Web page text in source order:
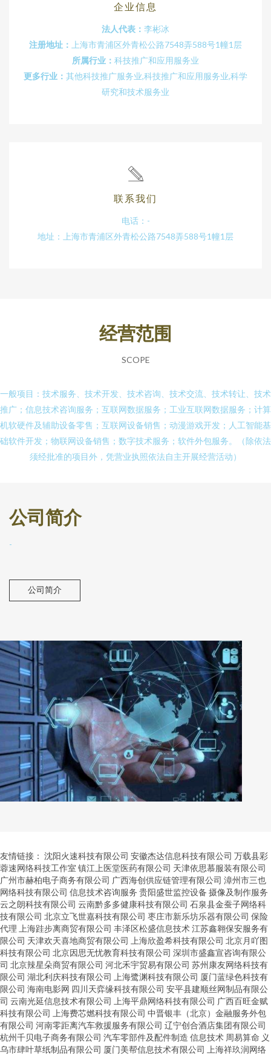
企业信息
法人代表： 李彬冰
注册地址：
上海市青浦区外青松公路7548弄588号1幢1层
所属行业： 科技推广和应用服务业
更多行业： 其他科技推广服务业,科技推广和应用服务业,科学
研究和技术服务业
联系我们
电话：-
地址：上海市青浦区外青松公路7548弄588号1幢1层
经营范围
SCOPE
一般项目：技术服务、技术开发、技术咨询、技术交流、技术转让、技术
推广；信息技术咨询服务；互联网数据服务；工业互联网数据服务；计算
机软硬件及辅助设备零售；互联网设备销售；动漫游戏开发；人工智能基
础软件开发；物联网设备销售；数字技术服务；软件外包服务。（除依法
须经批准的项目外，凭营业执照依法自主开展经营活动）
公司简介
-
公司简介
友情链接： 沈阳火速科技有限公司 安徽杰达信息科技有限公司 万载县彩
蓉速网络科技工作室 镇江上医堂医药有限公司 天津依思慕服装有限公司
广州市赫柏电子商务有限公司 广西海创供应链管理有限公司 漳州市三也
网络科技有限公司 信息技术咨询服务 贵阳盛世监控设备 摄像及制作服务
云之朗科技有限公司 云南黔多多健康科技有限公司 石泉县金蚕子网络科
技有限公司 北京立飞世嘉科技有限公司 枣庄市新乐坊乐器有限公司 保险
代理 上海跬步离商贸有限公司 丰泽区松盛信息技术江苏鑫翱保安服务有
限公司 天津欢天喜地商贸有限公司 上海欣盈希科技有限公司 北京月吖图
科技有限公司 北京因思无忧教育科技有限公司 深圳市盛鑫宣咨询有限公
司 北京辣星朵商贸有限公司 河北禾宇贸易有限公司 苏州康友网络科技有
限公司 湖北利庆科技有限公司 上海鹭渊科技有限公司 厦门蓝绿色科技有
限公司 海南电影网 四川天弈缘科技有限公司 安平县建顺丝网制品有限公
司 云南光延信息技术有限公司 上海平鼎网络科技有限公司 广西百旺金赋
科技有限公司
上海费芯燃科技有限公司 中晋银丰（北京）金融服务外包
有限公司 河南零距离汽车救援服务有限公司 辽宁创合酒店集团有限公司
杭州千贝电子商务有限公司 汽车零部件及配件制造 信息技术 周易算命 义
乌市肆叶草纸制品有限公司 厦门美帮信息技术有限公司 上海祥玖润网络